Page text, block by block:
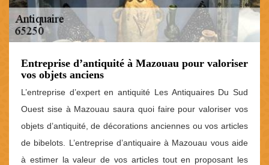
Entreprise d’antiquité à Mazouau pour valoriser
vos objets anciens
L’entreprise d’expert en antiquité Les Antiquaires Du Sud
Ouest sise à Mazouau saura quoi faire pour valoriser vos
objets d’antiquité, de décorations anciennes ou vos articles
de bibelots. L’entreprise d’antiquaire à Mazouau vous aide
à estimer la valeur de vos articles tout en proposant les